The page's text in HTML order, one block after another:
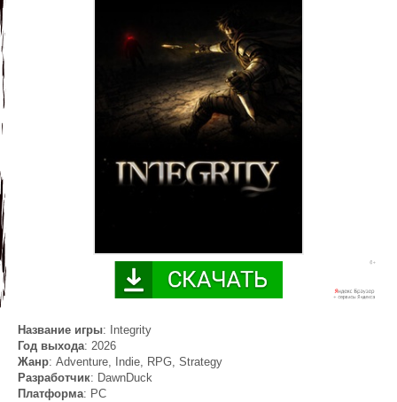
Название игры: Integrity
Год выхода: 2026
Жанр: Adventure, Indie, RPG, Strategy
Разработчик: DawnDuck
Платформа: PC